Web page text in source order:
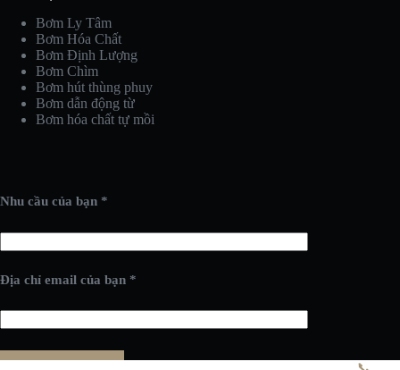
Bơm Ly Tâm
Bơm Hóa Chất
Bơm Định Lượng
Bơm Chìm
Bơm hút thùng phuy
Bơm dẫn động từ
Bơm hóa chất tự mồi
Nhu cầu của bạn *
Địa chỉ email của bạn *